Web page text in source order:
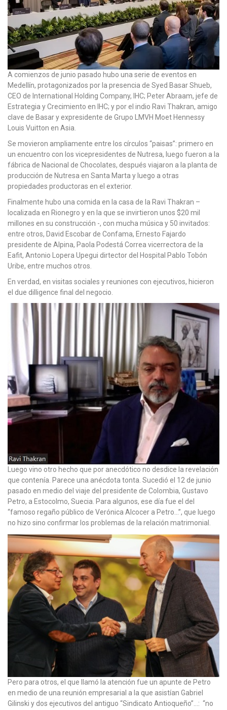
A comienzos de junio pasado hubo una serie de eventos en
Medellín, protagonizados por la presencia de Syed Basar Shueb,
CEO de International Holding Company, IHC; Peter Abraam, jefe de
Estrategia y Crecimiento en IHC; y por el indio Ravi Thakran, amigo
clave de Basar y expresidente de Grupo LMVH Moet Hennessy
Louis Vuitton en Asia.
Se movieron ampliamente entre los círculos “paisas”: primero en
un encuentro con los vicepresidentes de Nutresa, luego fueron a la
fábrica de Nacional de Chocolates, después viajaron a la planta de
producción de Nutresa en Santa Marta y luego a otras
propiedades productoras en el exterior.
Finalmente hubo una comida en la casa de la Ravi Thakran –
localizada en Rionegro y en la que se invirtieron unos $20 mil
millones en su construcción -, con mucha música y 50 invitados:
entre otros, David Escobar de Confama, Ernesto Fajardo
presidente de Alpina, Paola Podestá Correa vicerrectora de la
Eafit, Antonio Lopera Upegui dirtector del Hospital Pablo Tobón
Uribe, entre muchos otros.
En verdad, en visitas sociales y reuniones con ejecutivos, hicieron
el due dilligence final del negocio.
Luego vino otro hecho que por anecdótico no desdice la revelación
que contenía. Parece una anécdota tonta. Sucedió el 12 de junio
pasado en medio del viaje del presidente de Colombia, Gustavo
Petro, a Estocolmo, Suecia. Para algunos, ese día fue el del
“famoso regaño público de Verónica Alcocer a Petro…”, que luego
no hizo sino confirmar los problemas de la relación matrimonial.
Pero para otros, el que llamó la atención fue un apunte de Petro
en medio de una reunión empresarial a la que asistían Gabriel
Gilinski y dos ejecutivos del antiguo “Sindicato Antioqueño”…: “no